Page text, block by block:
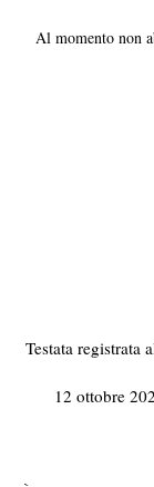
Al momento non
Testata registrata
12 ottobre